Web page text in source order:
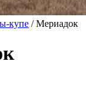
купе / Мериадок